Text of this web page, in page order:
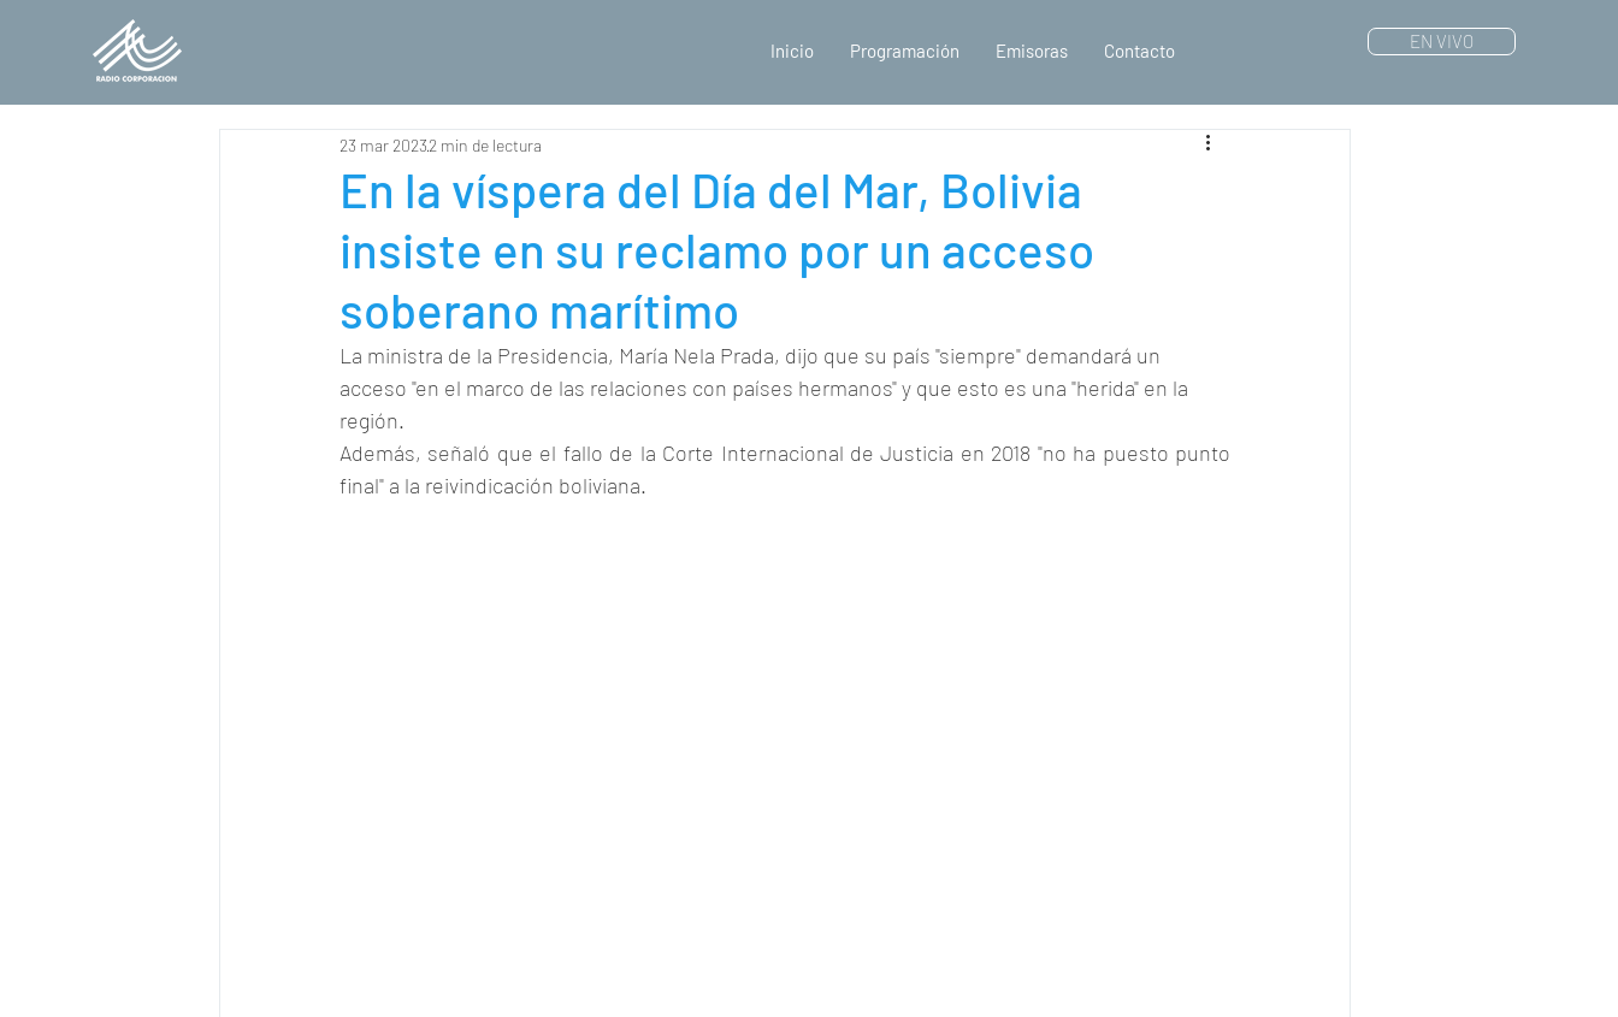
Inicio Programación Emisoras Contacto EN VIVO
En la víspera del Día del Mar, Bolivia
insiste en su reclamo por un acceso
soberano marítimo
23 mar 20232 min de lectura
La ministra de la Presidencia, María Nela Prada, dijo que su país "siempre" demandará un
acceso "en el marco de las relaciones con países hermanos" y que esto es una "herida" en la
región.
Además, señaló que el fallo de la Corte Internacional de Justicia en 2018 "no ha puesto punto
final" a la reivindicación boliviana.